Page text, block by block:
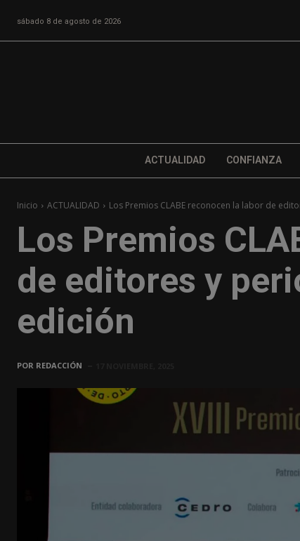
sábado 8 de agosto de 2026
ACTUALIDAD CONFIANZA
Inicio ACTUALIDAD Los Premios CLABE reconocen la labor de
Los Premios
de editores y
edición
POR REDACCIÓN